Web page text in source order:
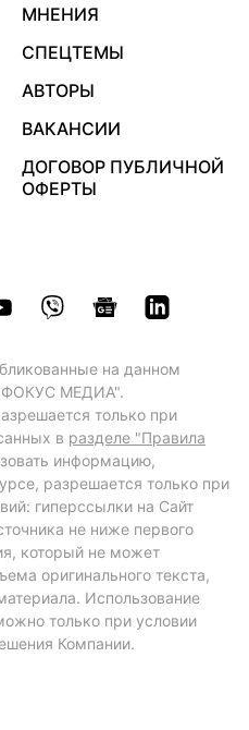
МНЕНИЯ
СПЕЦТЕМЫ
АВТОРЫ
ВАКАНСИИ
ДОГОВОР ПУБЛИЧНОЙ
ОФЕРТЫ
на данном
МЕДИА".
только при
в разделе "Правила
информацию,
разрешается только при
гиперссылки на Сайт
не ниже первого
который не может
оригинального текста,
Использование
только при условии
Компании.